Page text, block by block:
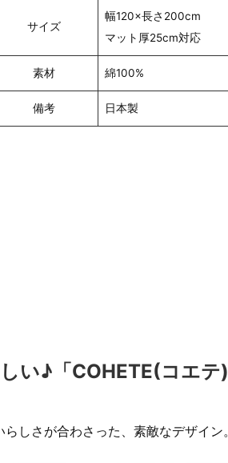
サイズ
幅120×長さ200cm
マット厚25cm対応
素材 綿100%
備考 日本製
い♪「COHETE(コエテ)
しさが合わさった、素敵なデザイン。